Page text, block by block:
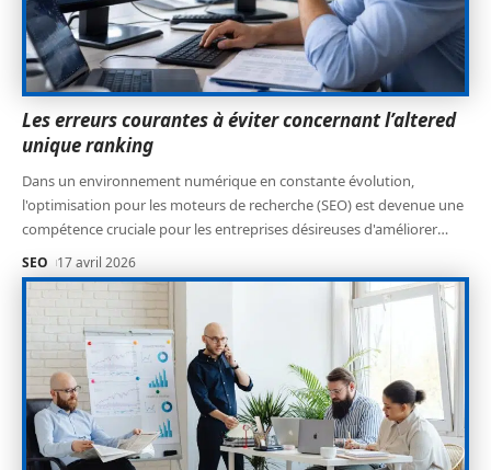
Les erreurs courantes à éviter concernant l’altered
unique ranking
Dans un environnement numérique en constante évolution,
l'optimisation pour les moteurs de recherche (SEO) est devenue une
compétence cruciale pour les entreprises désireuses d'améliorer…
SEO 17 avril 2026